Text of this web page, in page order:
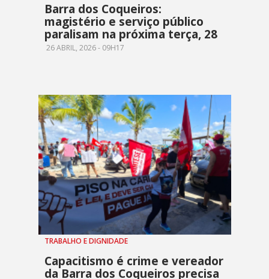
Barra dos Coqueiros:
magistério e serviço público
paralisam na próxima terça, 28
26 ABRIL, 2026 - 09H17
TRABALHO E DIGNIDADE
Capacitismo é crime e vereador
da Barra dos Coqueiros precisa